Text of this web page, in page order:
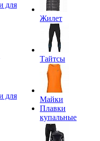
для
для
Жилет
Тайтсы
Майки
Плавки
купальные